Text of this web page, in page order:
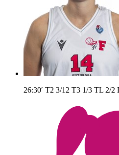
26:30′ T2 3/12 T3 1/3 TL 2/2